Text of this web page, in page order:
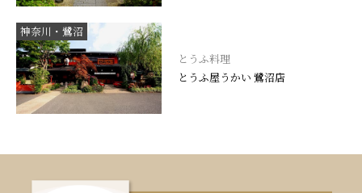
神奈川・鷺沼
とうふ料理
とうふ屋うかい 鷺沼店